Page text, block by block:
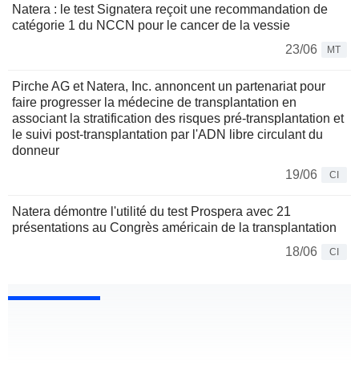
Natera : le test Signatera reçoit une recommandation de
catégorie 1 du NCCN pour le cancer de la vessie
23/06
MT
Pirche AG et Natera, Inc. annoncent un partenariat pour
faire progresser la médecine de transplantation en
associant la stratification des risques pré-transplantation et
le suivi post-transplantation par l'ADN libre circulant du
donneur
19/06
CI
Natera démontre l'utilité du test Prospera avec 21
présentations au Congrès américain de la transplantation
18/06
CI